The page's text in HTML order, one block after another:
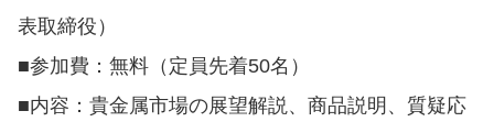
表取締役）
■参加費：無料（定員先着50名）
■内容：貴金属市場の展望解説、商品説明、質疑応